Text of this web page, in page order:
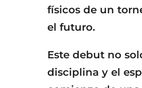
físicos de un
el futuro.
Este debut no
disciplina y el